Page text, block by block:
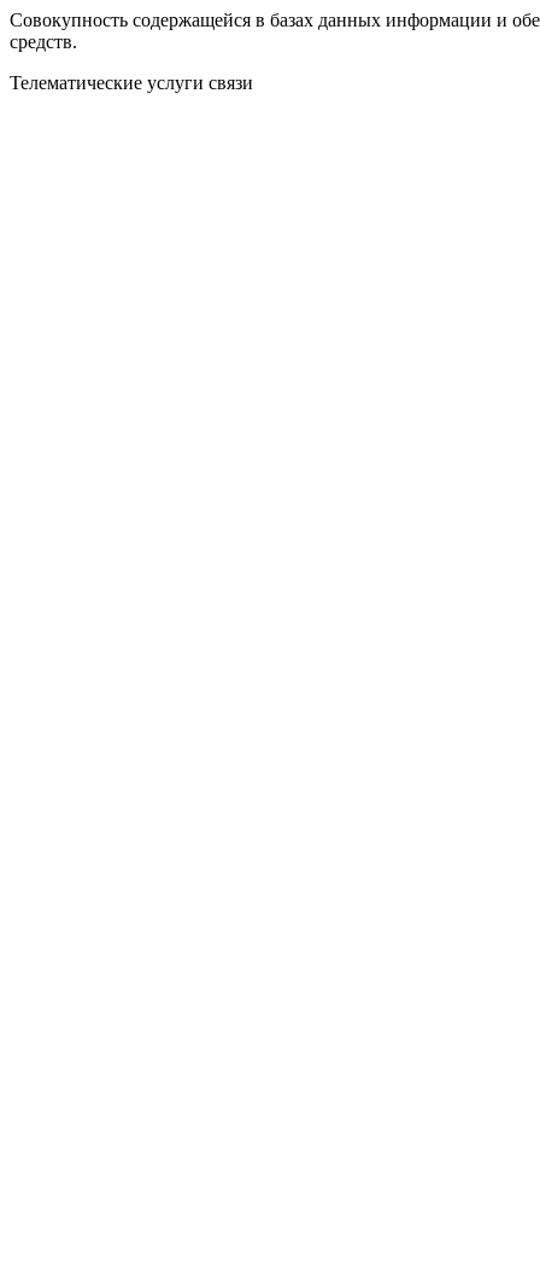
Совокупность содержащейся в базах данных информации и
средств.
Телематические услуги связи